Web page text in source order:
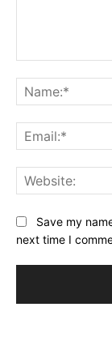
Save my
next time I